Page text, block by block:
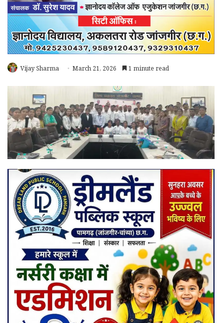
Vijay Sharma March 21, 2026 1 minute read